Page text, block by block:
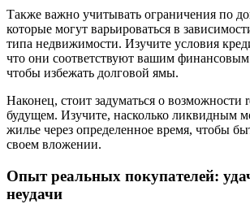
Также важно учитывать ограничения по
которые могут варьироваться в
типа недвижимости. Изучите условия
что они соответствуют вашим
чтобы избежать долговой ямы.
Наконец, стоит задуматься о возможности
будущем. Изучите, насколько ликвидным
жилье через определенное время, чтобы
своем вложении.
Опыт реальных покупателей:
неудачи